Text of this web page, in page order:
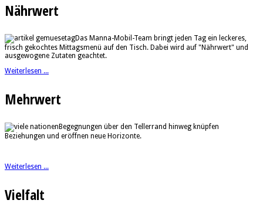
Nährwert
Das Manna-Mobil-Team bringt jeden Tag ein leckeres,
frisch gekochtes Mittagsmenü auf den Tisch. Dabei wird auf "Nährwert" und
ausgewogene Zutaten geachtet.
Weiterlesen ...
Mehrwert
Begegnungen über den Tellerrand hinweg knüpfen
Beziehungen und eröffnen neue Horizonte.
Weiterlesen ...
Vielfalt